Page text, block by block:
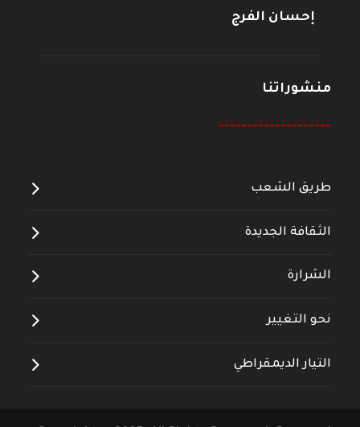
إحسان الفرج
منشوراتنا
--------------------
طريق الشعب
الثقافة الجديدة
الشرارة
نحو التغيير
التيار الديمقراطي